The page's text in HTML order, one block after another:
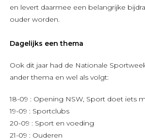
en levert daarmee een belangrijke
ouder worden.
Dagelijks een thema
Ook dit jaar had de Nationale
ander thema en wel als volgt:
18-09 : Opening NSW, Sport doet iets
19-09 : Sportclubs
20-09 : Sport en voeding
21-09 : Ouderen